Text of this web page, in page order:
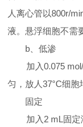
人离心管以800r/
液。悬浮细胞不需
b 、低渗
加入0.075
匀，放人37°C细胞
固定
加入 2 mL固定